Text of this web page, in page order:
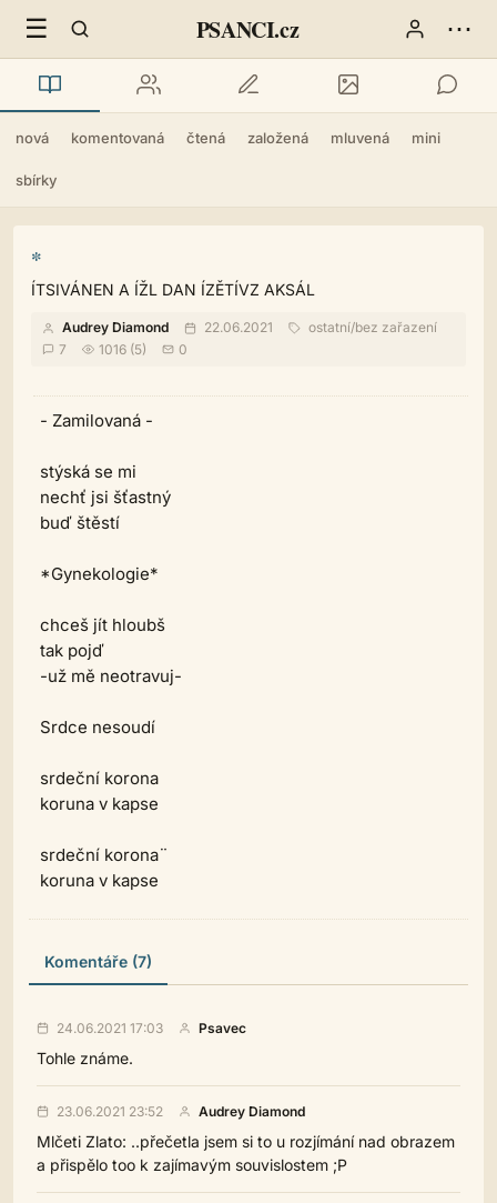
☰ PSANCI.cz ⋯
nová komentovaná čtená založená mluvená mini
sbírky
*
ÍTSIVÁNEN A ÍŽL DAN ÍZĚTÍVZ AKSÁL
Audrey Diamond 22.06.2021 ostatní/bez zařazení
7
1016 (5) 0
- Zamilovaná -
stýská se mi
nechť jsi šťastný
buď štěstí
*Gynekologie*
chceš jít hloubš
tak pojď
-už mě neotravuj-
Srdce nesoudí
srdeční korona
koruna v kapse
srdeční korona¨
koruna v kapse
Komentáře (7)
24.06.2021 17:03 Psavec
Tohle známe.
23.06.2021 23:52 Audrey Diamond
Mlčeti Zlato: ..přečetla jsem si to u rozjímání nad obrazem
a přispělo too k zajímavým souvislostem ;P